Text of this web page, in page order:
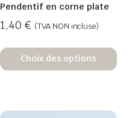
Pendentif en corne plate
1,40 € (TVA NON incluse)
Choix des options